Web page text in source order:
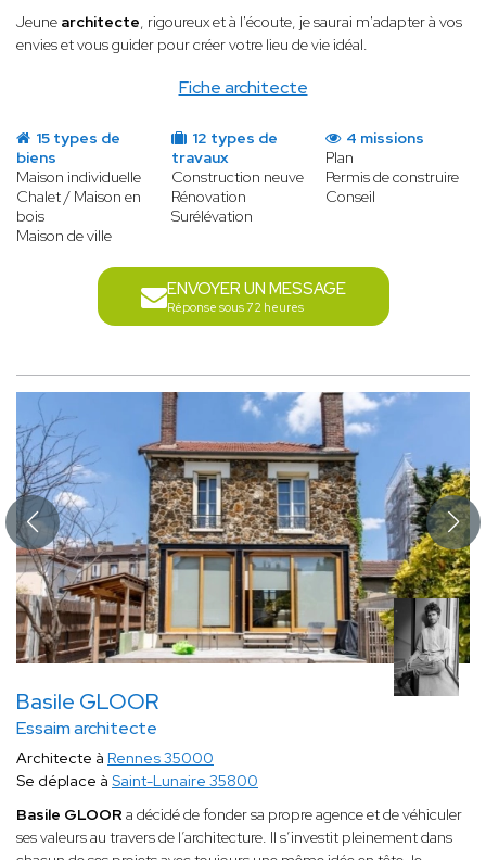
Fiche architecte
Jeune architecte, rigoureux et à l'écoute, je saurai m'adapter à vos
envies et vous guider pour créer votre lieu de vie idéal.
15 types de
biens
Maison individuelle
Chalet / Maison en
bois
Maison de ville
12 types de
travaux
Construction neuve
Rénovation
Surélévation
4 missions
Plan
Permis de construire
Conseil
ENVOYER UN MESSAGE
Réponse sous 72 heures
Basile GLOOR
Essaim architecte
Architecte à Rennes 35000
Se déplace à Saint-Lunaire 35800
Basile GLOOR a décidé de fonder sa propre agence et de véhiculer
ses valeurs au travers de l’architecture. Il s’investit pleinement dans